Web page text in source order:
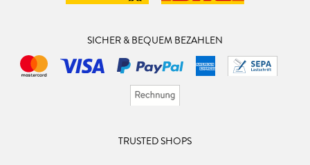
SICHER & BEQUEM BEZAHLEN
TRUSTED SHOPS